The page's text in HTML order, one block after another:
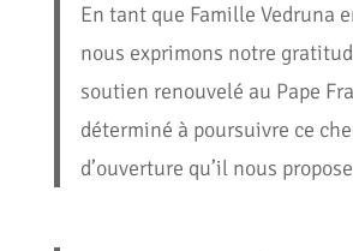
En tant que Famille Vedruna
nous exprimons notre
soutien renouvelé au Pape
déterminé à poursuivre ce
d’ouverture qu’il nous